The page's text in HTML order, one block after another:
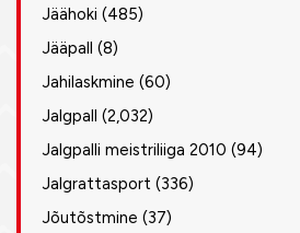
Jäähoki (485)
Jääpall (8)
Jahilaskmine (60)
Jalgpall (2,032)
Jalgpalli meistriliiga 2010 (94)
Jalgrattasport (336)
Jõutõstmine (37)